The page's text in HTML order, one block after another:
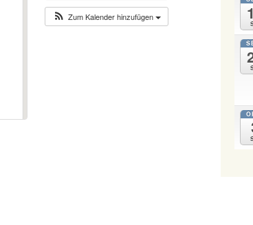
Zum Kalender hinzufügen